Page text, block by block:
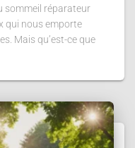
sommeil réparateur
qui nous emporte
Mais qu’est-ce que